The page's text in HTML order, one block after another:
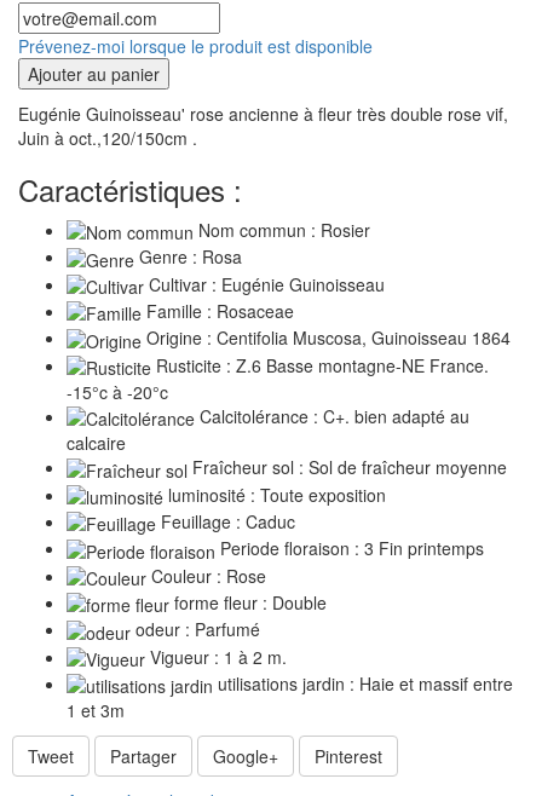
Prévenez-moi lorsque le produit est disponible
Ajouter au panier
Eugénie Guinoisseau' rose ancienne à fleur très double rose vif,
Juin à oct.,120/150cm .
Caractéristiques :
Nom commun : Rosier
Genre : Rosa
Cultivar : Eugénie Guinoisseau
Famille : Rosaceae
Origine : Centifolia Muscosa, Guinoisseau 1864
Rusticite : Z.6 Basse montagne-NE France.
-15°c à -20°c
Calcitolérance : C+. bien adapté au
calcaire
Fraîcheur sol : Sol de fraîcheur moyenne
luminosité : Toute exposition
Feuillage : Caduc
Periode floraison : 3 Fin printemps
Couleur : Rose
forme fleur : Double
odeur : Parfumé
Vigueur : 1 à 2 m.
utilisations jardin : Haie et massif entre
1 et 3m
Tweet
Partager Google+
Pinterest